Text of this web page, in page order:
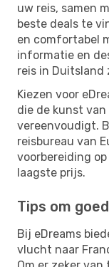
uw reis, samen
beste deals te
en comfortabel
informatie en
reis in Duitsland
Kiezen voor
die de kunst
vereenvoudigt.
reisbureau van
voorbereiding
laagste prijs.
Tips om
Bij eDreams
vlucht naar